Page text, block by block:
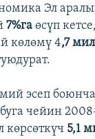
Эл
7%га өсүп
көлөмү 4,7
эсеп
чейин
көрсөткүч 5,1